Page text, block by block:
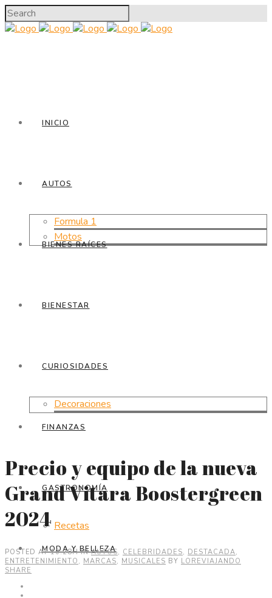
INICIO
AUTOS
Formula 1
Motos
BIENES RAÍCES
BIENESTAR
CURIOSIDADES
Decoraciones
FINANZAS
GASTRONOMÍA
Recetas
MODA Y BELLEZA
Precio y equipo de la nueva
Grand Vitara Boostergreen
2024
POSTED AT 10:28HINAUTOS, CELEBRIDADES, DESTACADA,
ENTRETENIMIENTO , MARCAS, MUSICALES BY LOREVIAJANDO
SHARE